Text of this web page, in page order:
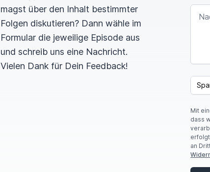
magst über den Inhalt bestimmter
Folgen diskutieren? Dann wähle im
Formular die jeweilige Episode aus
und schreib uns eine Nachricht.
Vielen Dank für Dein Feedback!
F
O
A
R
E
A
H
U
M
SPAM
Mit
dass
an